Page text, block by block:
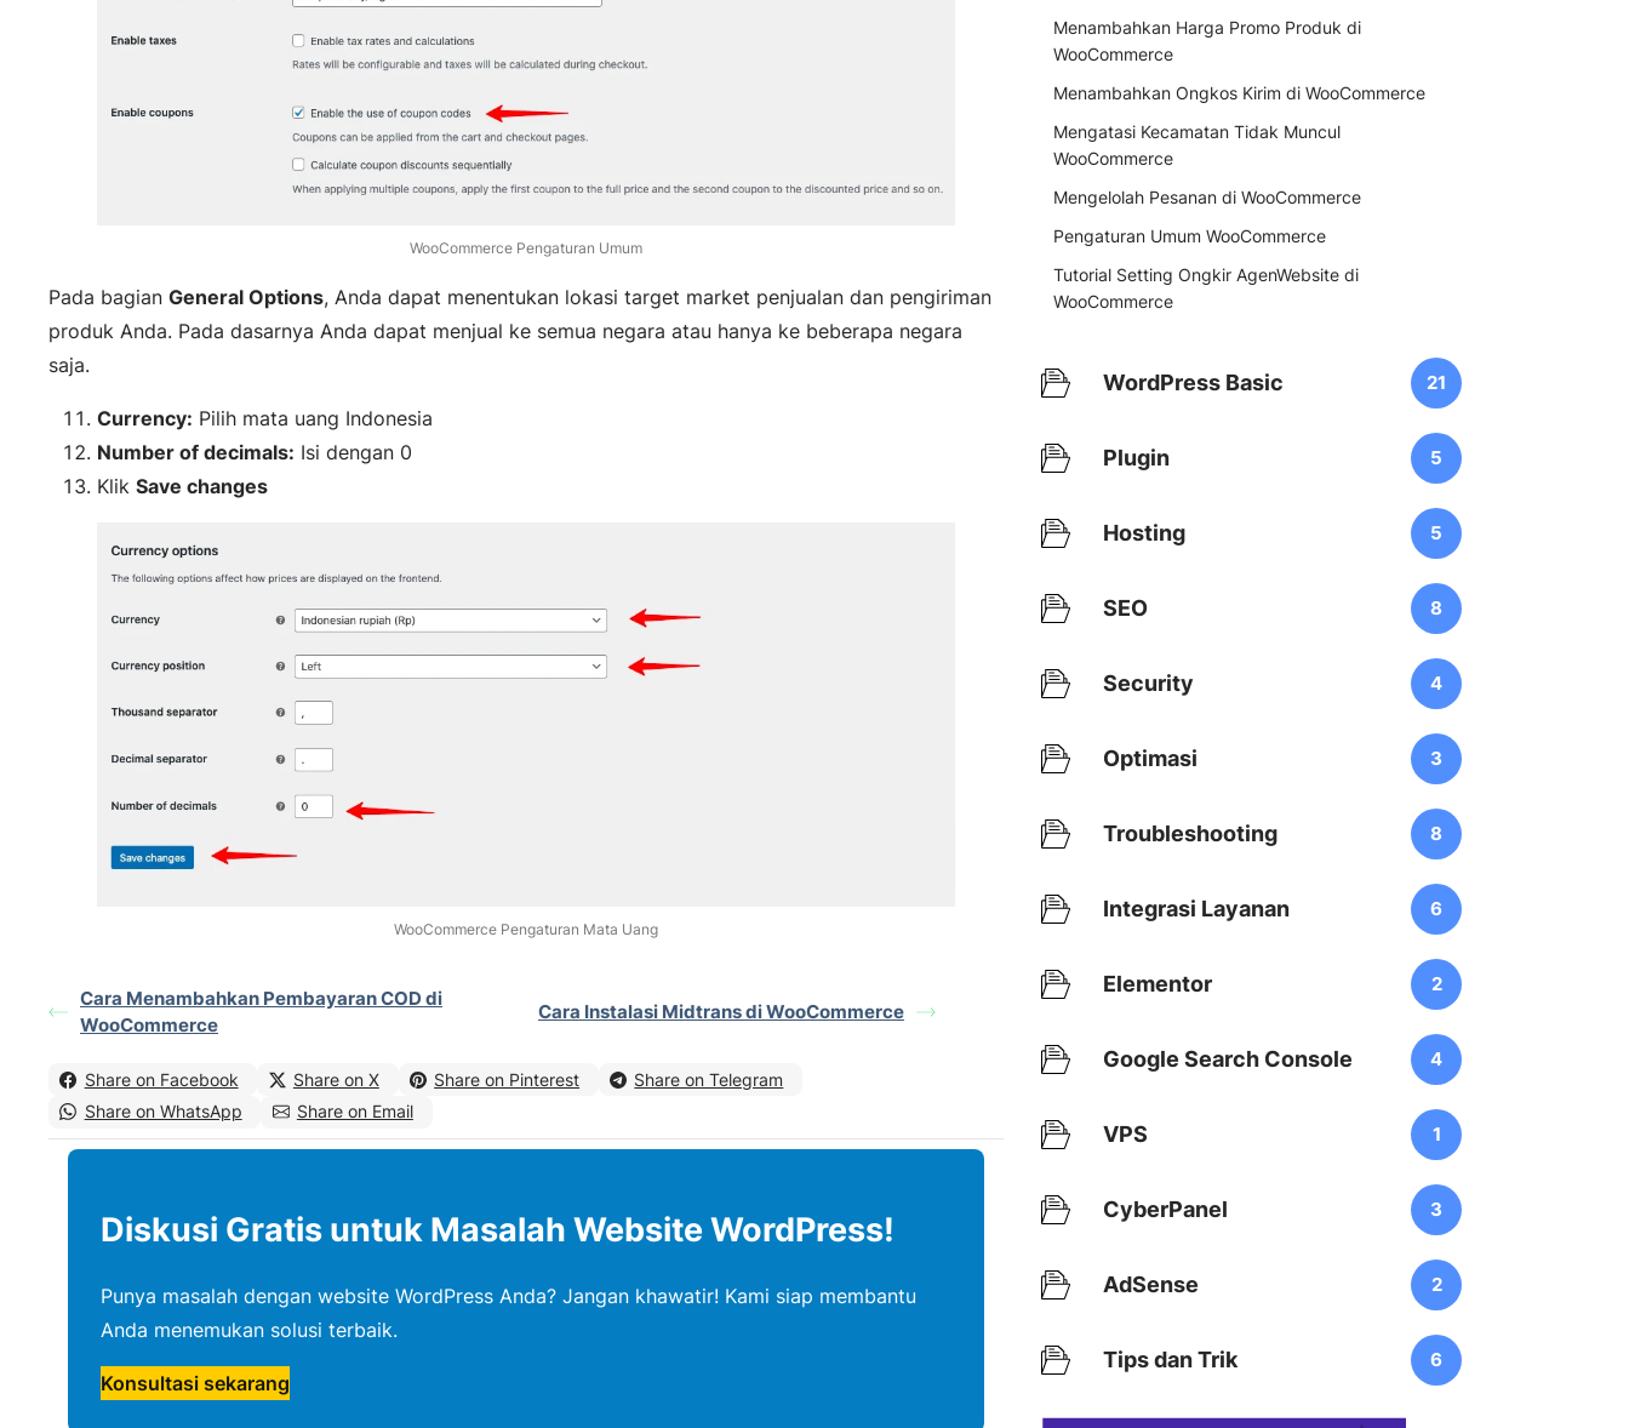
WooCommerce Pengaturan Umum
Pada bagian General Options, Anda dapat menentukan lokasi target market penjualan dan pengiriman
produk Anda. Pada dasarnya Anda dapat menjual ke semua negara atau hanya ke beberapa negara
saja.
Currency: Pilih mata uang Indonesia
Number of decimals: Isi dengan 0
Klik Save changes
WooCommerce Pengaturan Mata Uang
Cara Menambahkan Pembayaran COD di
WooCommerce
Cara Instalasi Midtrans di WooCommerce
Share on Facebook Share on X Share on Pinterest
Share on Telegram
Share on WhatsApp
Share on Email
Diskusi Gratis untuk Masalah Website WordPress!
Punya masalah dengan website WordPress Anda? Jangan khawatir! Kami siap membantu
Anda menemukan solusi terbaik.
Konsultasi sekarang
Menambahkan Harga Promo Produk di
WooCommerce
Menambahkan Ongkos Kirim di WooCommerce
Mengatasi Kecamatan Tidak Muncul
WooCommerce
Mengelolah Pesanan di WooCommerce
Pengaturan Umum WooCommerce
Tutorial Setting Ongkir AgenWebsite di
WooCommerce
WordPress Basic 21
Plugin 5
Hosting 5
SEO 8
Security 4
Optimasi 3
Troubleshooting 8
Integrasi Layanan 6
Elementor 2
Google Search Console 4
VPS 1
CyberPanel 3
AdSense 2
Tips dan Trik 6